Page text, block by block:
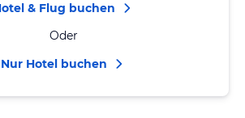
& Flug buchen
Oder
Nur Hotel buchen